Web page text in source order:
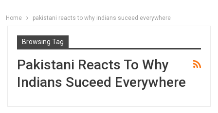
Home pakistani reacts to why indians suceed everywhere
Browsing Tag
Pakistani Reacts To Why
Indians Suceed Everywhere